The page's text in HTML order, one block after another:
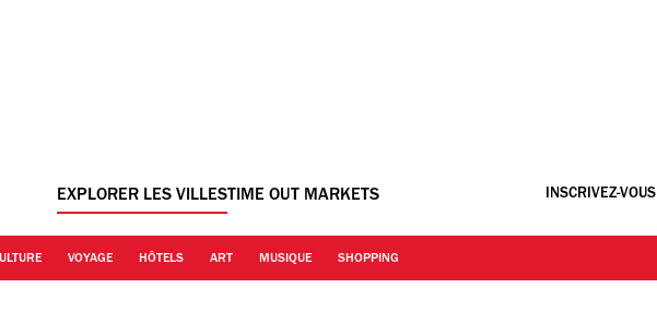
EXPLORER LES VILLESTIME OUT MARKETS INSCRIVEZ-VOUS
VOYAGE HÔTELS ART MUSIQUE SHOPPING